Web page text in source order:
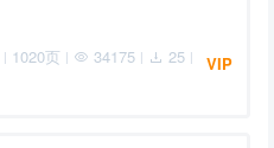
| 1020页 | 34175 | 25 | VIP